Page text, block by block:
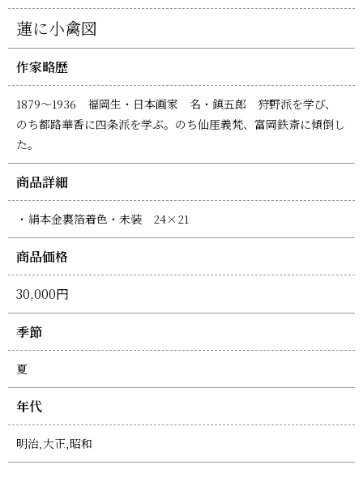
蓮に小禽図
作家略歴
1879～1936 福岡生・日本画家 名・鎮五郎 狩野派を学び、
のち都路華香に四条派を学ぶ。のち仙厓義梵、富岡鉄斎に傾倒し
た。
商品詳細
絹本金裏箔着色・未装 24×21
商品価格
30,000円
季節
夏
年代
明治,大正,昭和